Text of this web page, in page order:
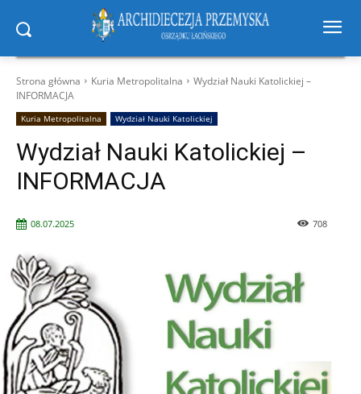
Strona główna Kuria Metropolitalna
Wydział Nauki Katolickiej –
INFORMACJA
Kuria Metropolitalna Wydział Nauki Katolickiej
Wydział Nauki Katolickiej –
INFORMACJA
08.07.2025 708